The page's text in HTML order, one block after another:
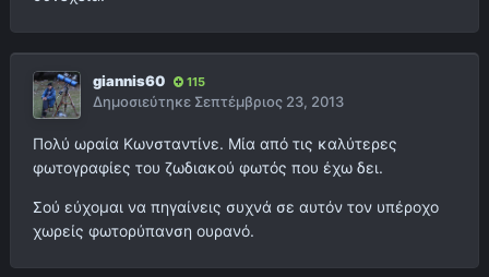
giannis60 115
Δημοσιεύτηκε Σεπτέμβριος 23, 2013
Πολύ ωραία Κωνσταντίνε. Μία από τις καλύτερες
φωτογραφίες του ζωδιακού φωτός που έχω δει.
Σού εύχομαι να πηγαίνεις συχνά σε αυτόν τον υπέροχο
χωρείς φωτορύπανση ουρανό.